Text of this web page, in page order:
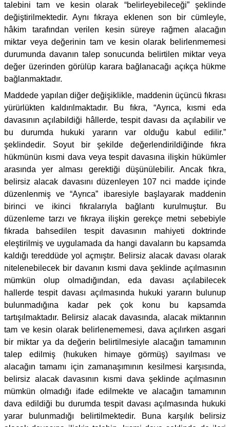
talebini tam ve kesin olarak “belirleyebileceği” şeklinde
değiştirilmektedir. Aynı fıkraya eklenen son bir cümleyle,
hâkim tarafından verilen kesin süreye rağmen alacağın
miktar veya değerinin tam ve kesin olarak belirlenmemesi
durumunda davanın talep sonucunda belirtilen miktar veya
değer üzerinden görülüp karara bağlanacağı açıkça hükme
bağlanmaktadır.
Maddede yapılan diğer değişiklikle, maddenin üçüncü fıkrası
yürürlükten kaldırılmaktadır. Bu fıkra, “Ayrıca, kısmi eda
davasının açılabildiği hâllerde, tespit davası da açılabilir ve
bu durumda hukuki yararın var olduğu kabul edilir.”
şeklindedir. Soyut bir şekilde değerlendirildiğinde fıkra
hükmünün kısmi dava veya tespit davasına ilişkin hükümler
arasında yer alması gerektiği düşünülebilir. Ancak fıkra,
belirsiz alacak davasını düzenleyen 107 nci madde içinde
düzenlenmiş ve “Ayrıca” ibaresiyle başlayarak maddenin
birinci ve ikinci fıkralarıyla bağlantı kurulmuştur. Bu
düzenleme tarzı ve fıkraya ilişkin gerekçe metni sebebiyle
fıkrada bahsedilen tespit davasının mahiyeti doktrinde
eleştirilmiş ve uygulamada da hangi davaların bu kapsamda
kaldığı tereddüde yol açmıştır. Belirsiz alacak davası olarak
nitelenebilecek bir davanın kısmi dava şeklinde açılmasının
mümkün olup olmadığından, eda davası açılabilecek
hallerde tespit davası açılmasında hukuki yararın bulunup
bulunmadığına kadar pek çok konu bu kapsamda
tartışılmaktadır. Belirsiz alacak davasında, alacak miktarının
tam ve kesin olarak belirlenememesi, dava açılırken asgari
bir miktar ya da değerin belirtilmesiyle alacağın tamamının
talep edilmiş (hukuken himaye görmüş) sayılması ve
alacağın tamamı için zamanaşımının kesilmesi karşısında,
belirsiz alacak davasının kısmi dava şeklinde açılmasının
mümkün olmadığı ifade edilmekte ve alacağın tamamının
dava edildiği bu durumda tespit davası açılmasında hukuki
yarar bulunmadığı belirtilmektedir. Buna karşılık belirsiz